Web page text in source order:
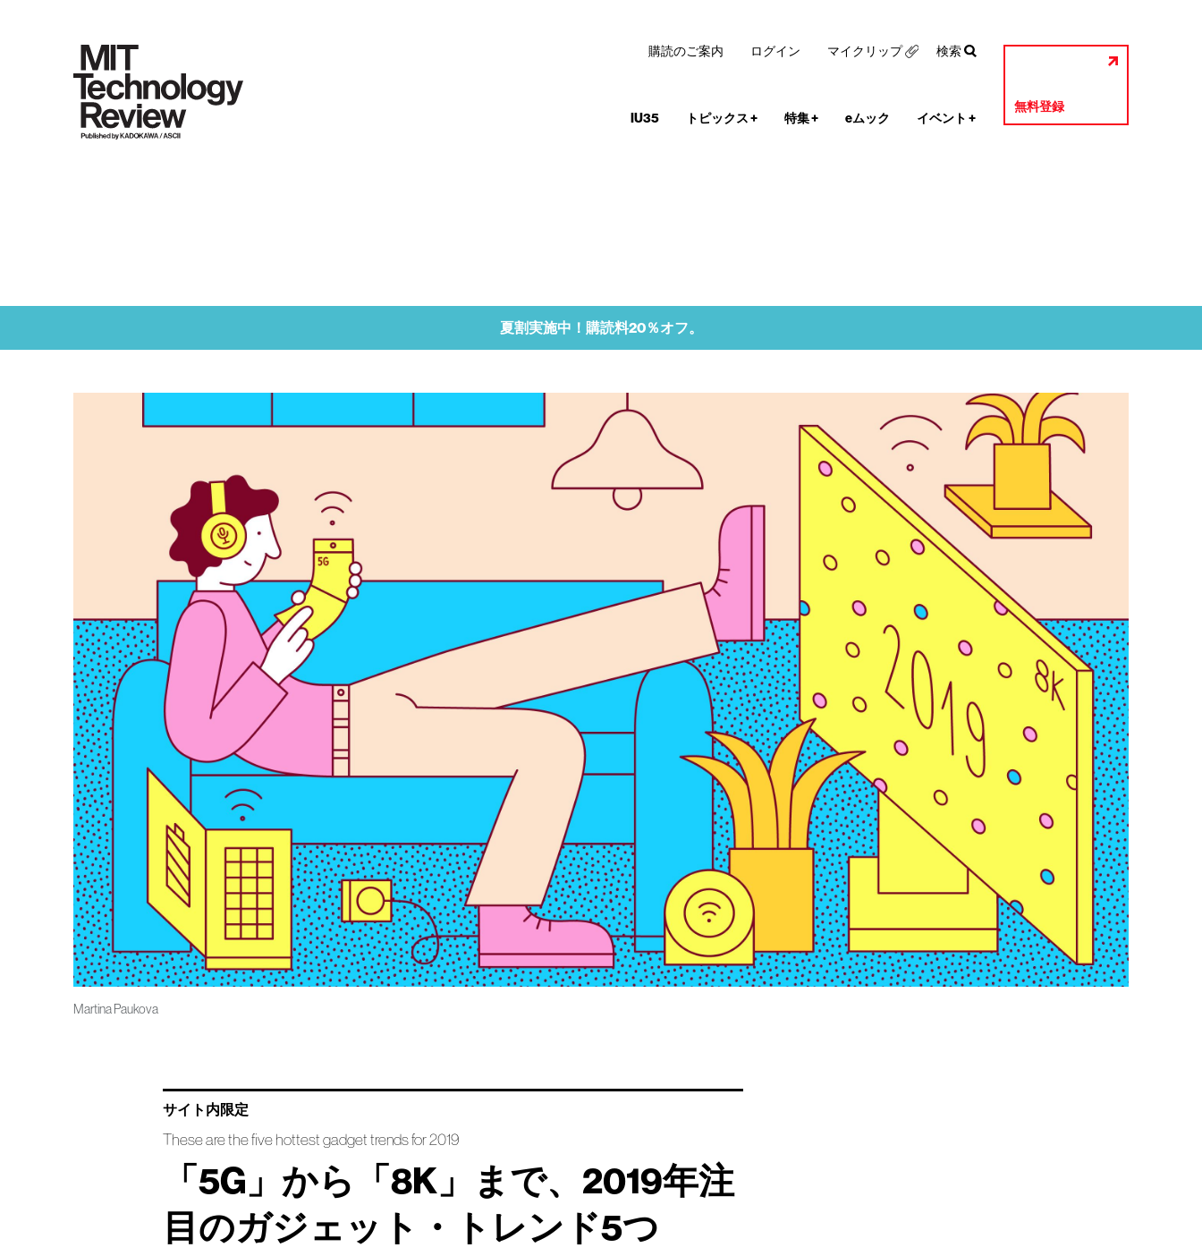
IU35 トピックス+ 特集+ eムック イベント +
無料登録
購読のご案内 ログイン マイクリップ 検索
夏割実施中！購読料20％オフ。
Martina Paukova
サイト内限定
These are the five hottest gadget trends for 2019
「5G」から「8K」まで、2019年注
目のガジェット・トレンド5つ